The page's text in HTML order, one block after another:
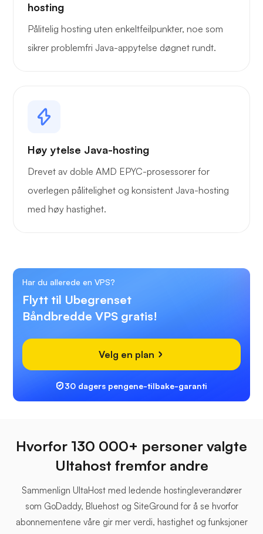
hosting
Pålitelig hosting uten enkeltfeilpunkter, noe som
sikrer problemfri Java-appytelse døgnet rundt.
Høy ytelse Java-hosting
Drevet av doble AMD EPYC-prosessorer for
overlegen pålitelighet og konsistent Java-hosting
med høy hastighet.
Har du allerede en VPS?
Flytt til Ubegrenset
Båndbredde VPS gratis!
Velg en plan
30 dagers pengene-tilbake-garanti
Hvorfor 130 000+ personer valgte
Ultahost fremfor andre
Sammenlign UltaHost med ledende hostingleverandører
som GoDaddy, Bluehost og SiteGround for å se hvorfor
abonnementene våre gir mer verdi, hastighet og funksjoner